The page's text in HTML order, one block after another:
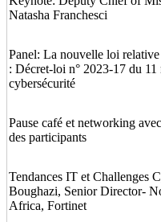
Natasha Franchesci
Panel: La nouvelle loi
: Décret-loi n° 2023-17 du
cybersécurité
Pause café et networking
des participants
Tendances IT et Challenges
Boughazi, Senior Director-
Africa, Fortinet